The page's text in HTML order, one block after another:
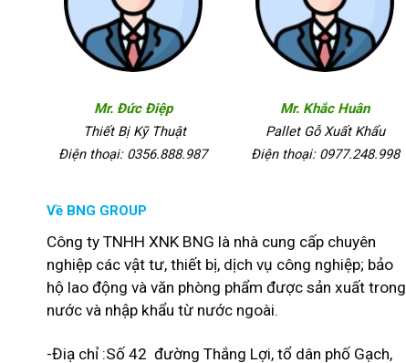
Mr. Đức Điệp
Thiết Bị Kỹ Thuật
Điện thoại: 0356.888.987
Mr. Khắc Huân
Pallet Gỗ Xuất Khẩu
Điện thoại: 0977.248.998
Về BNG GROUP
Công ty TNHH XNK BNG là nhà cung cấp chuyên
nghiệp các vật tư, thiết bị, dịch vụ công nghiệp; bảo
hộ lao động và văn phòng phẩm được sản xuất trong
nước và nhập khẩu từ nước ngoài.
-Điạ chỉ :Số 42 đường Thắng Lợi, tổ dân phố Gạch,